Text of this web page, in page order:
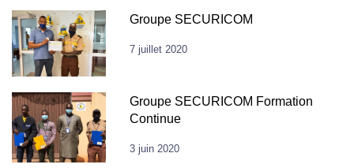
Groupe SECURICOM
7 juillet 2020
Groupe SECURICOM Formation
Continue
3 juin 2020